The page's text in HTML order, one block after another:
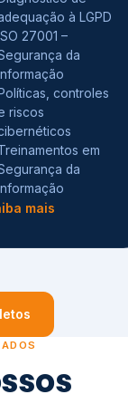
à LGPD
ISO 27001 –
da
Informação
Políticas, controles
riscos
em
da
Informação
mais